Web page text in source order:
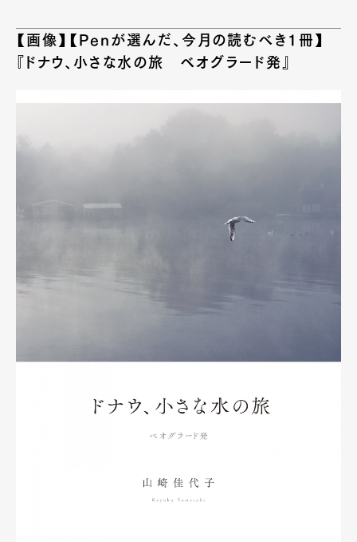
【画像】【Penが選んだ、今月の読むべき1冊】
『ドナウ、小さな水の旅 ベオグラード発』